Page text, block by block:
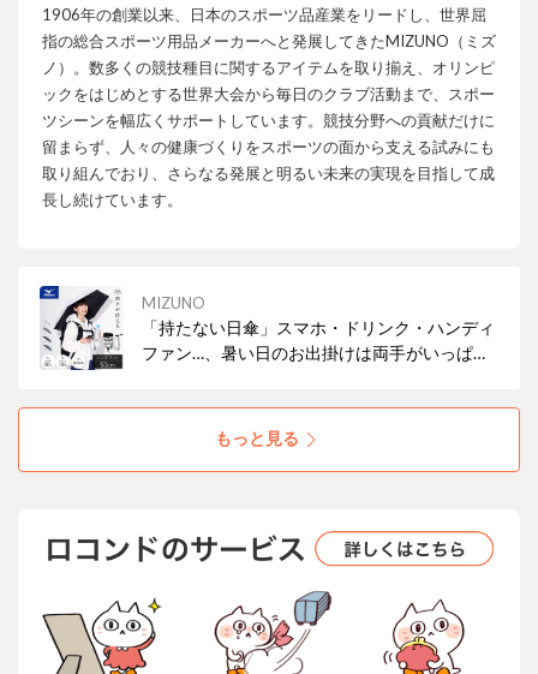
1906年の創業以来、日本のスポーツ品産業をリードし、世界屈
指の総合スポーツ用品メーカーへと発展してきたMIZUNO（ミズ
ノ）。数多くの競技種目に関するアイテムを取り揃え、オリンピ
ックをはじめとする世界大会から毎日のクラブ活動まで、スポー
ツシーンを幅広くサポートしています。競技分野への貢献だけに
留まらず、人々の健康づくりをスポーツの面から支える試みにも
取り組んでおり、さらなる発展と明るい未来の実現を目指して成
長し続けています。
MIZUNO
「持たない日傘」スマホ・ドリンク・ハンディ
ファン…、暑い日のお出掛けは両手がいっぱ
時、ガーデニングや農作業をする時。両手が塞
がっていても、リュックなど肩ベルトがあれば
面ファスナーで固定できる。新発想の日傘をご
紹介いたします。
もっと見る